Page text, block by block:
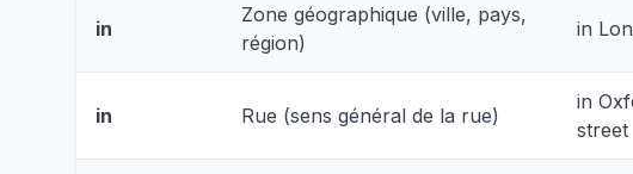
in
Zone géographique (ville, pays,
région)
in
in Rue (sens général de la rue)
in
street